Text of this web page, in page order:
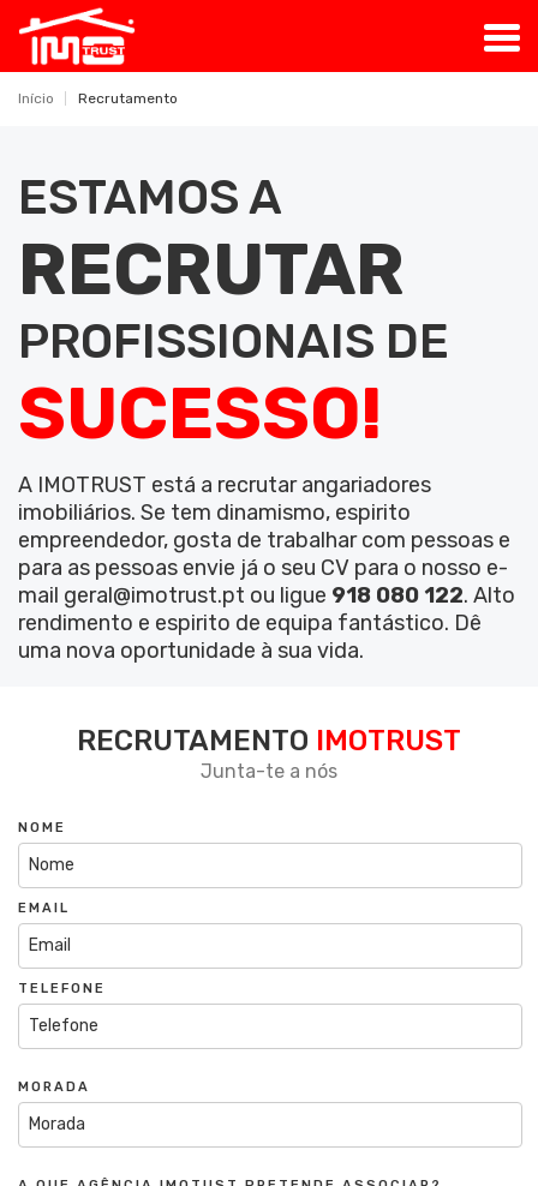
Início Recrutamento
ESTAMOS A
RECRUTAR
PROFISSIONAIS DE
SUCESSO!
A IMOTRUST está a recrutar angariadores
imobiliários. Se tem dinamismo, espirito
empreendedor, gosta de trabalhar com pessoas e
para as pessoas envie já o seu CV para o nosso e-
mail geral@imotrust.pt ou ligue 918 080 122. Alto
rendimento e espirito de equipa fantástico. Dê
uma nova oportunidade à sua vida.
RECRUTAMENTO IMOTRUST
Junta-te a nós
NOME
EMAIL
TELEFONE
MORADA